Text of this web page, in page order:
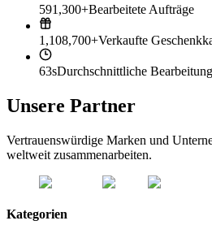
591,300+Bearbeitete Aufträge
1,108,700+Verkaufte
63sDurchschnittliche
Unsere Partner
Vertrauenswürdige Marken und
weltweit zusammenarbeiten.
Kategorien